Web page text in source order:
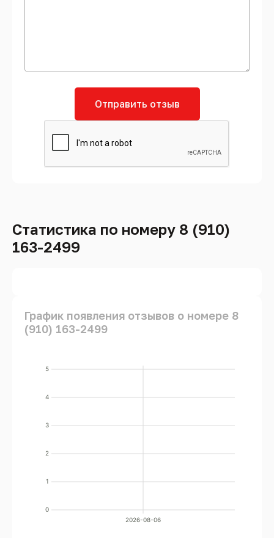
Отправить отзыв
Статистика по номеру 8 (910)
163-2499
График появления отзывов о номере 8
(910) 163-2499
0
1
2
3
4
5
2026-08-06